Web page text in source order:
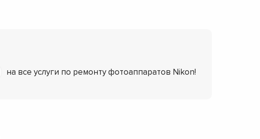
на все услуги по ремонту фотоаппаратов Nikon!